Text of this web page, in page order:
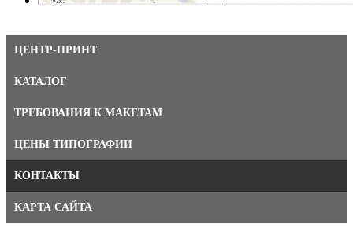
ЦЕНТР-ПРИНТ
КАТАЛОГ
ТРЕБОВАНИЯ К МАКЕТАМ
ЦЕНЫ ТИПОГРАФИИ
КОНТАКТЫ
КАРТА САЙТА